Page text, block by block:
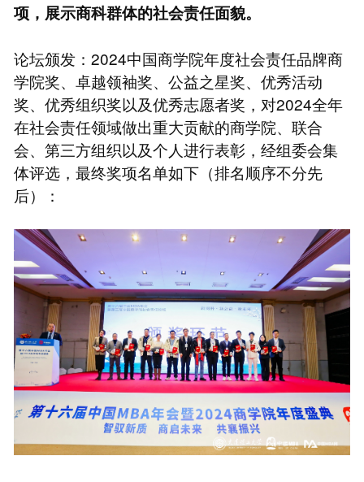
项，展示商科群体的社会责任面貌。
论坛颁发：2024中国商学院年度社会责任品牌商
学院奖、卓越领袖奖、公益之星奖、优秀活动
奖、优秀组织奖以及优秀志愿者奖，对2024全年
在社会责任领域做出重大贡献的商学院、联合
会、第三方组织以及个人进行表彰，经组委会集
体评选，最终奖项名单如下（排名顺序不分先
后）：